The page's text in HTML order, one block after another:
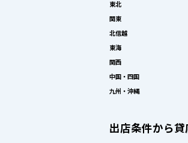
東北
関東
北信越
東海
関西
中国・四国
九州・沖縄
出店条件から